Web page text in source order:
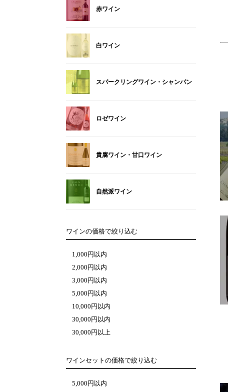
赤ワイン
白ワイン
スパークリングワイン・シャンパン
ロゼワイン
貴腐ワイン・甘口ワイン
自然派ワイン
ワインの価格で絞り込む
1,000円以内
2,000円以内
3,000円以内
5,000円以内
10,000円以内
30,000円以内
30,000円以上
ワインセットの価格で絞り込む
5,000円以内